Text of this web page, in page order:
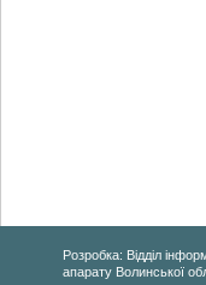
Розробка: Відділ
апарату Волинської